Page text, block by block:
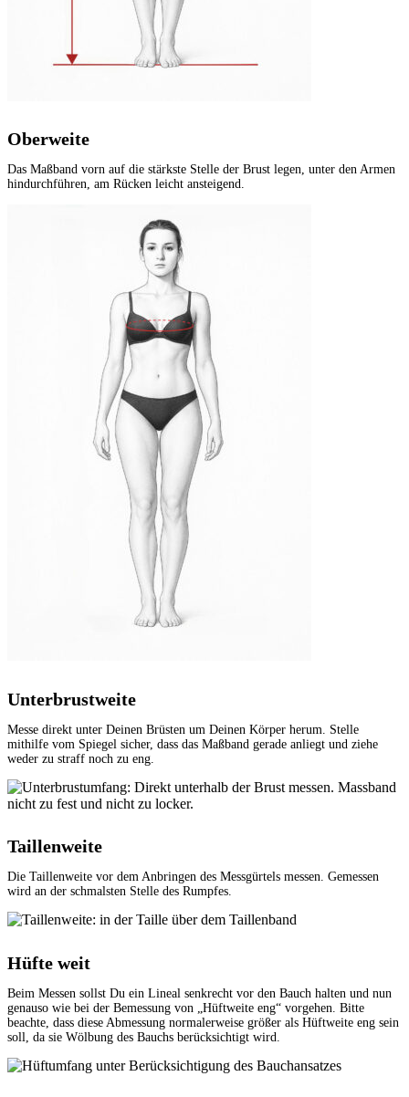
Oberweite
Das Maßband vorn auf die stärkste Stelle der Brust legen, unter den Armen
hindurchführen, am Rücken leicht ansteigend.
Unterbrustweite
Messe direkt unter Deinen Brüsten um Deinen Körper herum. Stelle
mithilfe vom Spiegel sicher, dass das Maßband gerade anliegt und ziehe
weder zu straff noch zu eng.
Taillenweite
Die Taillenweite vor dem Anbringen des Messgürtels messen. Gemessen
wird an der schmalsten Stelle des Rumpfes.
Hüfte weit
Beim Messen sollst Du ein Lineal senkrecht vor den Bauch halten und nun
genauso wie bei der Bemessung von „Hüftweite eng“ vorgehen. Bitte
beachte, dass diese Abmessung normalerweise größer als Hüftweite eng sein
soll, da sie Wölbung des Bauchs berücksichtigt wird.